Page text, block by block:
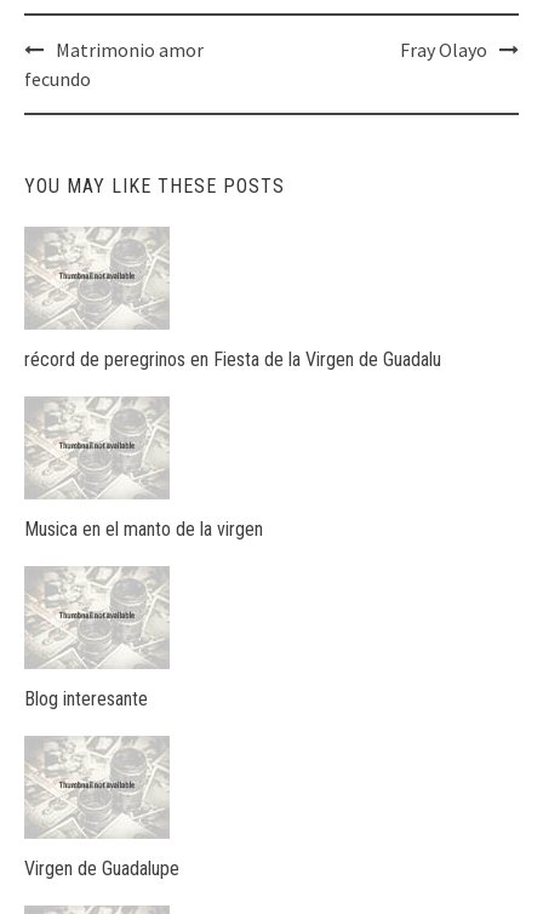
Post
navigation
Matrimonio amor
fecundo
Fray Olayo
YOU MAY LIKE THESE POSTS
récord de peregrinos en Fiesta de la Virgen de Guadalu
Musica en el manto de la virgen
Blog interesante
Virgen de Guadalupe